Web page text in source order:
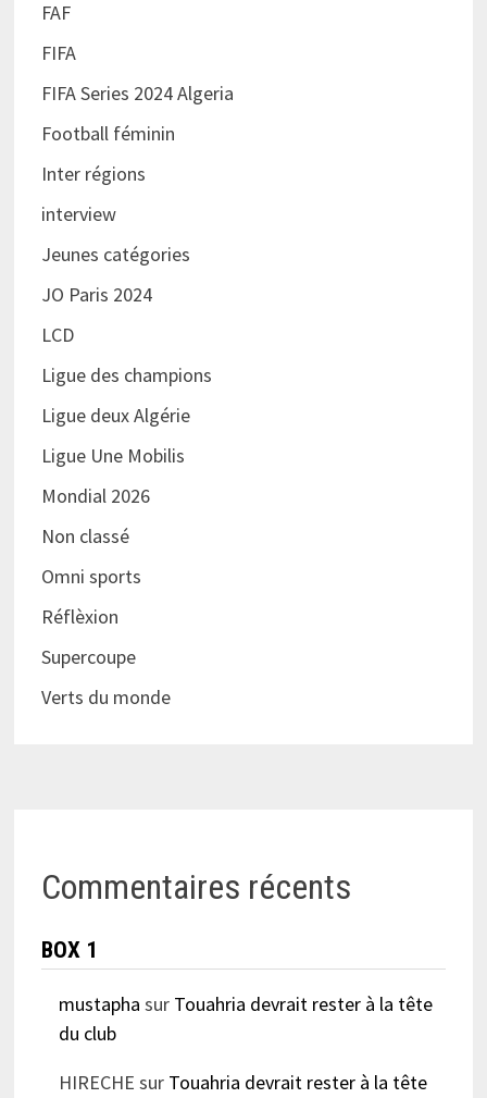
FAF
FIFA
FIFA Series 2024 Algeria
Football féminin
Inter régions
interview
Jeunes catégories
JO Paris 2024
LCD
Ligue des champions
Ligue deux Algérie
Ligue Une Mobilis
Mondial 2026
Non classé
Omni sports
Réflèxion
Supercoupe
Verts du monde
Commentaires récents
BOX 1
mustapha sur Touahria devrait rester à la tête
du club
HIRECHE sur Touahria devrait rester à la tête